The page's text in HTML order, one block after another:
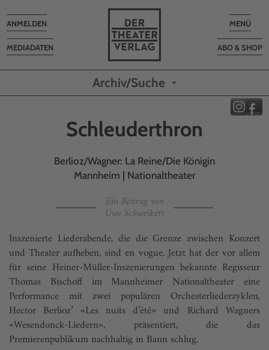
Toggle
MENÜ
ABO & SHOP
MEDIADATEN
Toggle
navigation
ANMELDEN
Archiv/Suche
Schleuderthron
Berlioz/Wagner: La Reine/Die Königin
Mannheim | Nationaltheater
Ein Beitrag von
Uwe Schweikert
Inszenierte Liederabende, die die Grenze zwischen Konzert
und Theater aufheben, sind en vogue. Jetzt hat der vor allem
für seine Heiner-Müller-Inszenierungen bekannte Regisseur
Thomas Bischoff im Mannheimer Nationaltheater eine
Performance mit zwei populären Orchesterliederzyklen,
Hector Berlioz’ «Les nuits d’été» und Richard Wagners
«Wesendonck-Liedern», präsentiert, die das
Premierenpublikum nachhaltig in Bann schlug.